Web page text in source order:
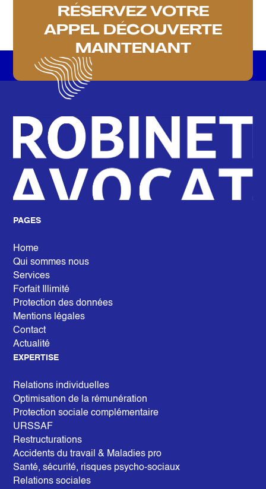
RÉSERVEZ VOTRE
APPEL DÉCOUVERTE
MAINTENANT
PAGES
Home
Qui sommes nous
Services
Forfait Illimité
Protection des données
Mentions légales
Contact
Actualité
EXPERTISE
Relations individuelles
Optimisation de la rémunération
Protection sociale complémentaire
URSSAF
Restructurations
Accidents du travail & Maladies pro
Santé, sécurité, risques psycho-sociaux
Relations sociales